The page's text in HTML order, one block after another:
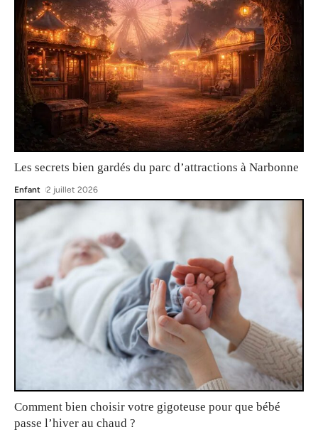
Les secrets bien gardés du parc d’attractions à Narbonne
Enfant 2 juillet 2026
Comment bien choisir votre gigoteuse pour que bébé
passe l’hiver au chaud ?